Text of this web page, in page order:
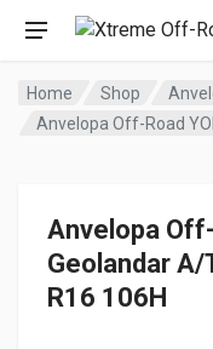
Home Shop
Anvelopa
Geolandar A/
R16 106H